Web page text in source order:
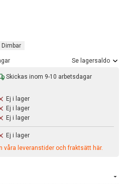
Dimbar
Se lagersaldo
Skickas inom 9-10 arbetsdagar
Ej i lager
Ej i lager
Ej i lager
Ej i lager
våra leveranstider och fraktsätt här.